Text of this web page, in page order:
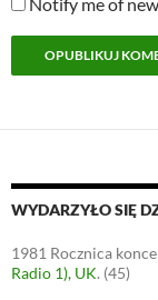
Notify me of
WYDARZYŁO SIĘ
1981 Rocznica
Radio 1), UK. (45)